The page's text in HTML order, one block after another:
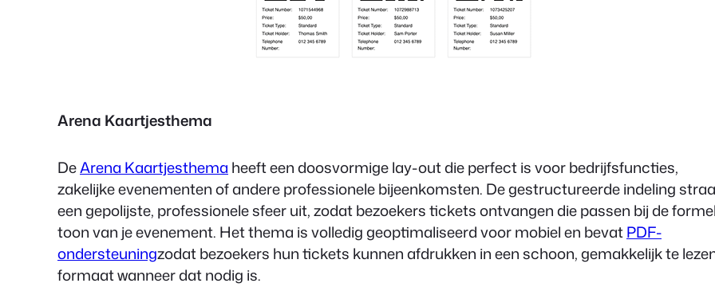
Arena Kaartjesthema
DeArena Kaartjesthema heeft een doosvormige lay-out die perfect is voor bedrijfsfuncties,
zakelijke evenementen of andere professionele bijeenkomsten. De gestructureerde indeling
een gepolijste, professionele sfeer uit, zodat bezoekers tickets ontvangen die passen bij de
toon van je evenement. Het thema is volledig geoptimaliseerd voor mobiel en bevatPDF-
ondersteuningzodat bezoekers hun tickets kunnen afdrukken in een schoon, gemakkelijk te
formaat wanneer dat nodig is.